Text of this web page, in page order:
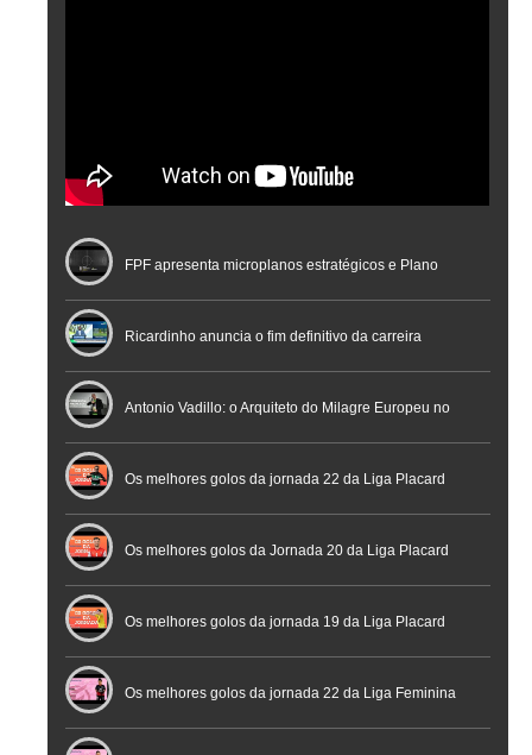
FPF apresenta microplanos estratégicos e Plano
Nacional de Arbitragem
Ricardinho anuncia o fim definitivo da carreira
profissional em conferência histórica na Cidade do
Futebol
Antonio Vadillo: o Arquiteto do Milagre Europeu no
Futsal | Documentário
Os melhores golos da jornada 22 da Liga Placard
Os melhores golos da Jornada 20 da Liga Placard
Futsal
Os melhores golos da jornada 19 da Liga Placard
Os melhores golos da jornada 22 da Liga Feminina